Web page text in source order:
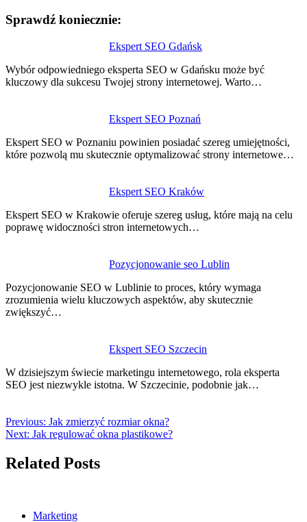
Sprawdź koniecznie:
Ekspert SEO Gdańsk
Wybór odpowiedniego eksperta SEO w Gdańsku może być
kluczowy dla sukcesu Twojej strony internetowej. Warto…
Ekspert SEO Poznań
Ekspert SEO w Poznaniu powinien posiadać szereg umiejętności,
które pozwolą mu skutecznie optymalizować strony internetowe…
Ekspert SEO Kraków
Ekspert SEO w Krakowie oferuje szereg usług, które mają na celu
poprawę widoczności stron internetowych…
Pozycjonowanie seo Lublin
Pozycjonowanie SEO w Lublinie to proces, który wymaga
zrozumienia wielu kluczowych aspektów, aby skutecznie
zwiększyć…
Ekspert SEO Szczecin
W dzisiejszym świecie marketingu internetowego, rola eksperta
SEO jest niezwykle istotna. W Szczecinie, podobnie jak…
wpisu
Previous: Jak zmierzyć rozmiar okna?
Next: Jak regulować okna plastikowe?
Related Posts
Marketing